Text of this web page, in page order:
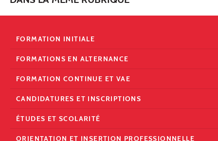
FORMATION INITIALE
FORMATIONS EN ALTERNANCE
FORMATION CONTINUE ET VAE
CANDIDATURES ET INSCRIPTIONS
ÉTUDES ET SCOLARITÉ
ORIENTATION ET INSERTION PROFESSIONNELLE